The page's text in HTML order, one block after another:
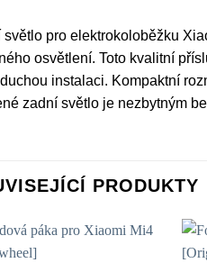
světlo pro elektrokoloběžku
osvětlení. Toto kvalitní
instalaci. Kompaktní
zadní světlo je nezbytným
PRODUKTY